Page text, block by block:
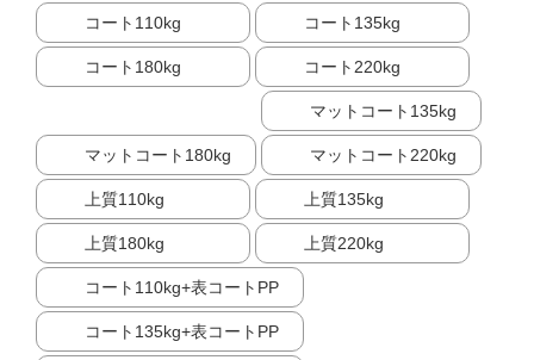
コート110kg コート135kg
コート180kg コート220kg
マットコート135kg
マットコート180kg マットコート220kg
上質110kg 上質135kg
上質180kg 上質220kg
コート110kg+表コートPP
コート135kg+表コートPP